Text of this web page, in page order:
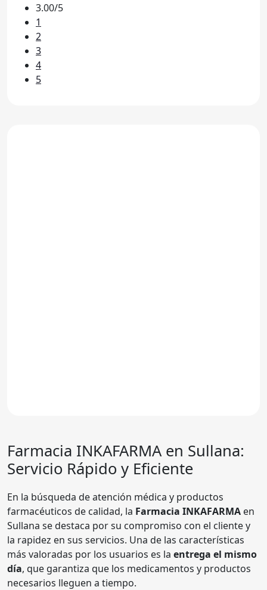
3.00/5
1
2
3
4
5
Farmacia INKAFARMAen Sullana:
Servicio Rápido y Eficiente
En la búsqueda de atención médica y productos
farmacéuticos de calidad, la Farmacia INKAFARMA en
Sullana se destaca por su compromiso con el cliente y
la rapidez en sus servicios. Una de las características
más valoradas por los usuarios es la entrega el mismo
día, que garantiza que los medicamentos y productos
necesarios lleguen a tiempo.